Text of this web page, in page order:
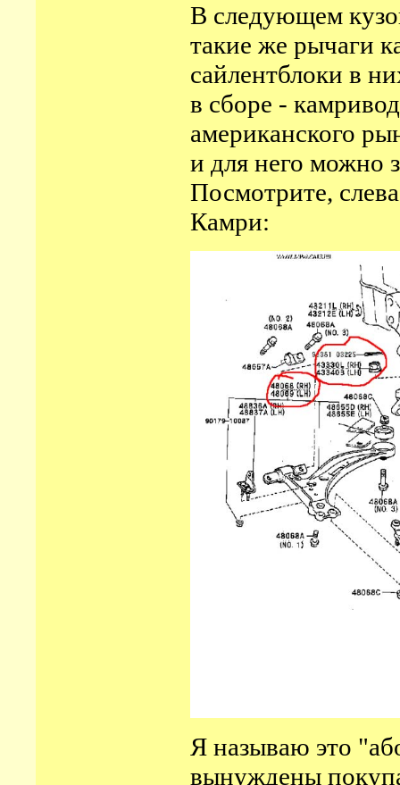
В следующем
такие же рычаги
сайлентблоки в
в сборе -
американского
и для него можно
Посмотрите,
Камри:
Я называю это
вынуждены